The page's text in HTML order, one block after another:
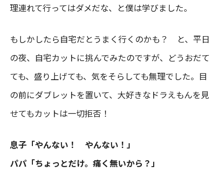
理連れて行ってはダメだな、と僕は学びました。
もしかしたら自宅だとうまく行くのかも？ と、平日
の夜、自宅カットに挑んでみたのですが、どうおだて
ても、盛り上げても、気をそらしても無理でした。目
の前にダブレットを置いて、大好きなドラえもんを見
せてもカットは一切拒否！
息子「やんない！ やんない！」
パパ「ちょっとだけ。痛く無いから？」